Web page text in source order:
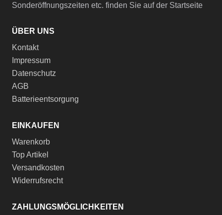
Sonderöffnungszeiten etc. finden Sie auf der Startseite
ÜBER UNS
Kontakt
Impressum
Datenschutz
AGB
Batterieentsorgung
EINKAUFEN
Warenkorb
Top Artikel
Versandkosten
Widerrufsrecht
ZAHLUNGSMÖGLICHKEITEN